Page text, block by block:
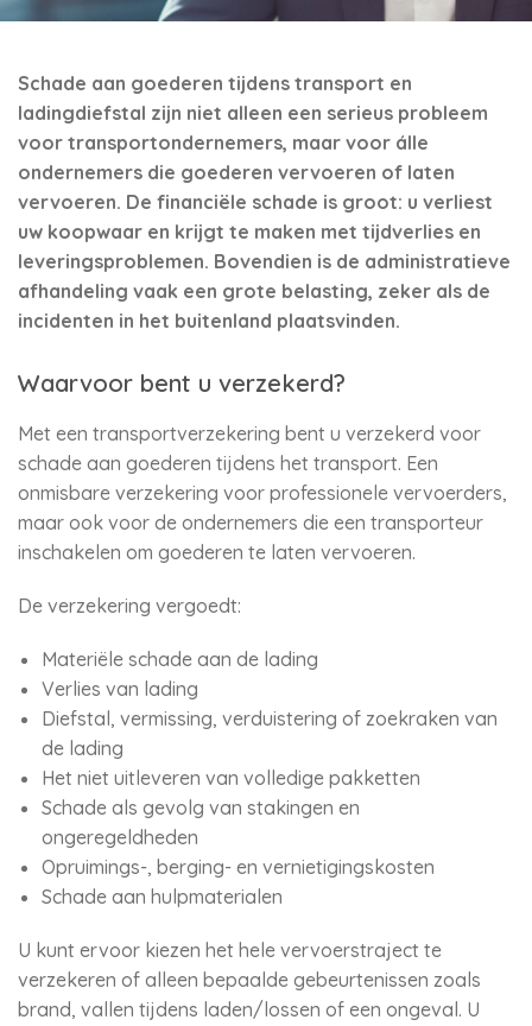
Schade aan goederen tijdens transport en
ladingdiefstal zijn niet alleen een serieus probleem
voor transportondernemers, maar voor álle
ondernemers die goederen vervoeren of laten
vervoeren. De financiële schade is groot: u verliest
uw koopwaar en krijgt te maken met tijdverlies en
leveringsproblemen. Bovendien is de administratieve
afhandeling vaak een grote belasting, zeker als de
incidenten in het buitenland plaatsvinden.
Waarvoor bent u verzekerd?
Met een transportverzekering bent u verzekerd voor
schade aan goederen tijdens het transport. Een
onmisbare verzekering voor professionele vervoerders,
maar ook voor de ondernemers die een transporteur
inschakelen om goederen te laten vervoeren.
De verzekering vergoedt:
Materiële schade aan de lading
Verlies van lading
Diefstal, vermissing, verduistering of zoekraken van
de lading
Het niet uitleveren van volledige pakketten
Schade als gevolg van stakingen en
ongeregeldheden
Opruimings-, berging- en vernietigingskosten
Schade aan hulpmaterialen
U kunt ervoor kiezen het hele vervoerstraject te
verzekeren of alleen bepaalde gebeurtenissen zoals
brand, vallen tijdens laden/lossen of een ongeval. U